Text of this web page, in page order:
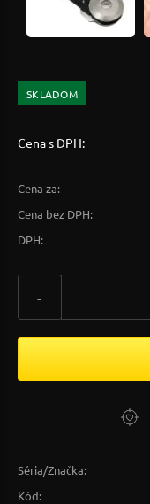
SKLADOM
Cena s DPH:
Cena za:
Cena bez DPH:
DPH:
-
Séria/Značka:
Kód: